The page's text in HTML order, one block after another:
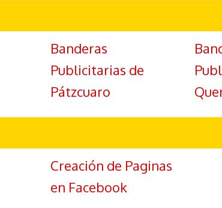
Banderas
Publicitarias de
Pátzcuaro
Creación de Paginas
en Facebook